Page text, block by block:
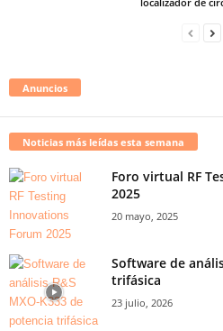
Anuncios
Noticias más leídas esta semana
Foro virtual RF
2025
20 mayo, 2025
Software de
trifásica
23 julio, 2026